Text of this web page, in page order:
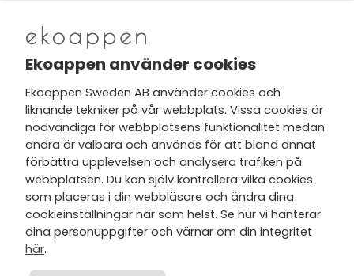
Nytt från Ekoappen
Jag har tagit del av Ekoappens
personuppgifts- och
integritetspolicyoch tar gärna del
av nyheter, hälsotips och exklusiva
erbjudanden via min e-post.
Ekoappen använder cookies
Ekoappen Sweden AB använder cookies och
liknande tekniker på vår webbplats. Vissa cookies är
nödvändiga för webbplatsens funktionalitet medan
andra är valbara och används för att bland annat
förbättra upplevelsen och analysera trafiken på
webbplatsen. Du kan själv kontrollera vilka cookies
som placeras i din webbläsare och ändra dina
cookieinställningar när som helst. Se hur vi hanterar
dina personuppgifter och värnar om din integritet
här.